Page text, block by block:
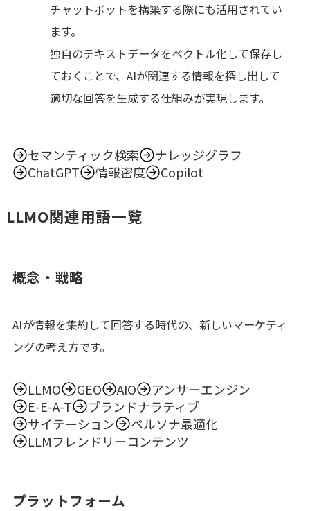
チャットボットを構築する際にも活用されてい
ます。
独自のテキストデータをベクトル化して保存し
ておくことで、AIが関連する情報を探し出して
適切な回答を生成する仕組みが実現します。
セマンティック検索
ナレッジグラフ
ChatGPT
情報密度 Copilot
LLMO関連用語一覧
概念・戦略
AIが情報を集約して回答する時代の、新しいマーケティ
ングの考え方です。
LLMO GEO AIO
アンサーエンジン
E-E-A-T
ブランドナラティブ
サイテーション
ペルソナ最適化
LLMフレンドリーコンテンツ
プラットフォーム